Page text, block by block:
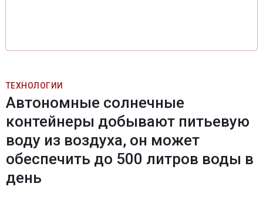
ТЕХНОЛОГИИ
Автономные солнечные
контейнеры добывают питьевую
воду из воздуха, он может
обеспечить до 500 литров воды в
день